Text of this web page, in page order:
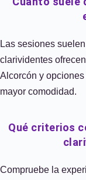
Las sesiones
clarividentes
Alcorcón y
mayor comodidad.
Qué criterios
Compruebe la